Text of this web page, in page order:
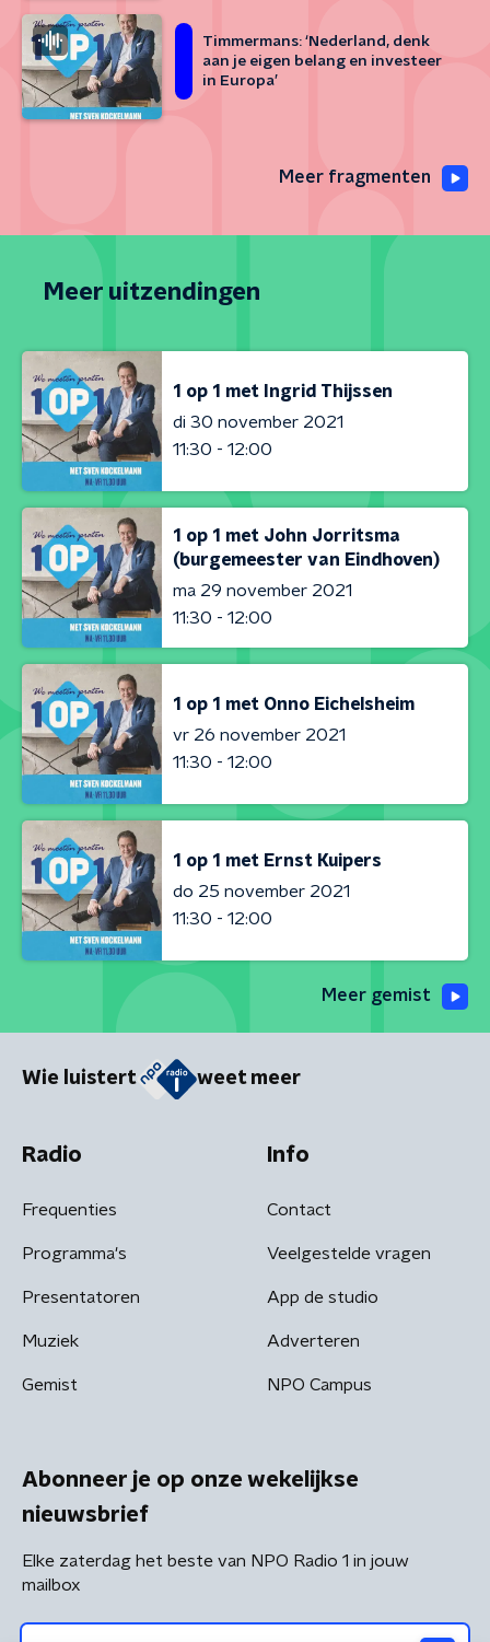
Timmermans: ‘Nederland, denk
aan je eigen belang en investeer
in Europa’
Meer fragmenten
Meer uitzendingen
1 op 1 met Ingrid Thijssen
di 30 november 2021
11:30 - 12:00
1 op 1 met John Jorritsma
(burgemeester van Eindhoven)
ma 29 november 2021
11:30 - 12:00
1 op 1 met Onno Eichelsheim
vr 26 november 2021
11:30 - 12:00
1 op 1 met Ernst Kuipers
do 25 november 2021
11:30 - 12:00
Meer gemist
Wie luistert weet meer
Radio
Frequenties
Programma's
Presentatoren
Muziek
Gemist
Info
Contact
Veelgestelde vragen
App de studio
Adverteren
NPO Campus
Abonneer je op onze wekelijkse
nieuwsbrief
Elke zaterdag het beste van NPO Radio 1 in jouw
mailbox